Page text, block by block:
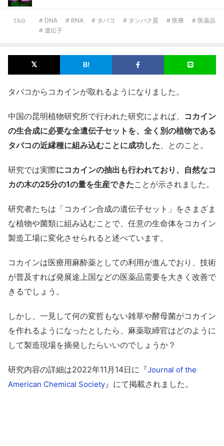
TAG # DNA # RNA # タバコ # タンパク質 # 医療
# 医薬品
# 遺伝子
タバコからコカインが取れるようになりました。
中国の昆明植物研究所で行われた研究によれば、 コカイン
の生合成に必要な全遺伝子セットを、全く別の植物である
タバコの近縁種に組み込むことに成功した 、とのこと。
研究では実際にコカインの抽出も行われており、自然なコ
カの木の25分の1の量を生産できたことが示されました。
研究者たちは「コカイン合成の遺伝子セット」をさまざま
な植物や菌類に組み込むことで、任意の生命体をコカイン
製造工場に変化させられると述べています。
コカインは医療用麻酔薬としての利用が進んでおり、技術
が普及すれば発展途上国などの医薬品需要を大きく改善で
きるでしょう。
しかし、一見して何の変哲もない雑草や酵母菌がコカイン
を作れるようになったとしたら、麻薬取締官はどのように
して製造現場を摘発したらいいのでしょうか？
研究内容の詳細は2022年11月14日に『Journal of the
American Chemical Society 』にて掲載されました。